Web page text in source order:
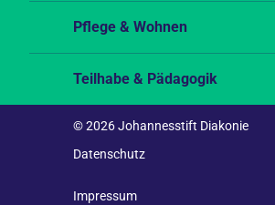
Pflege & Wohnen
Teilhabe & Pädagogik
© 2026 Johannesstift Diakonie
Datenschutz
Impressum